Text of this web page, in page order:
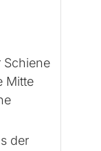
Schiene
Mitte
der